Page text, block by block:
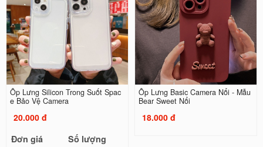
Ốp Lưng Silicon Trong Suốt Spac
e Bảo Vệ Camera
20.000 đ
Đơn giá
Số lượng
Ốp Lưng Basic Camera Nổi - Mẫu
Bear Sweet Nổi
18.000 đ